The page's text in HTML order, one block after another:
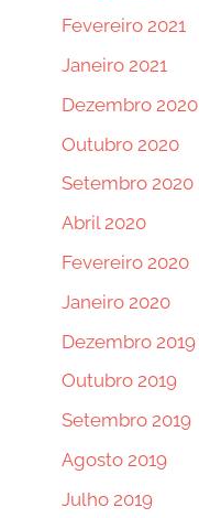
Fevereiro 2021
Janeiro 2021
Dezembro 2020
Outubro 2020
Setembro 2020
Abril 2020
Fevereiro 2020
Janeiro 2020
Dezembro 2019
Outubro 2019
Setembro 2019
Agosto 2019
Julho 2019